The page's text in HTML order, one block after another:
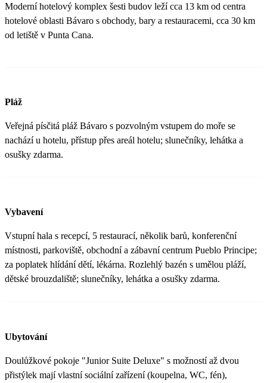
Moderní hotelový komplex šesti budov leží cca 13 km od centra
hotelové oblasti Bávaro s obchody, bary a restauracemi, cca 30 km
od letiště v Punta Cana.
Pláž
Veřejná písčitá pláž Bávaro s pozvolným vstupem do moře se
nachází u hotelu, přístup přes areál hotelu; slunečníky, lehátka a
osušky zdarma.
Vybavení
Vstupní hala s recepcí, 5 restaurací, několik barů, konferenční
místnosti, parkoviště, obchodní a zábavní centrum Pueblo Principe;
za poplatek hlídání dětí, lékárna. Rozlehlý bazén s umělou pláží,
dětské brouzdaliště; slunečníky, lehátka a osušky zdarma.
Ubytování
Doulůžkové pokoje "Junior Suite Deluxe" s možností až dvou
přistýlek mají vlastní sociální zařízení (koupelna, WC, fén),